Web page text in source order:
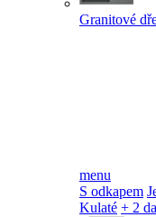
Granitové
menu
S odkapem
Kulaté + 2